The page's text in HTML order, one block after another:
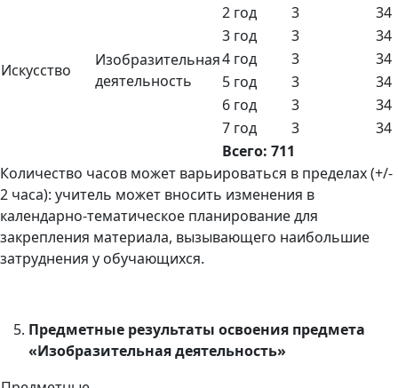
Искусство
Изобразительная
деятельность
2 год
3
34
3 год
3
34
4 год
3
34
5 год
3
34
6 год
3
34
7 год
3
34
Всего: 711
Количество часов может варьироваться в пределах (+/-
2 часа): учитель может вносить изменения в
календарно-тематическое планирование для
закрепления материала, вызывающего наибольшие
затруднения у обучающихся.
Предметные результаты освоения предмета
«Изобразительная деятельность»